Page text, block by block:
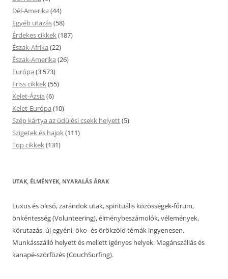
Dél-Amerika (44)
Egyéb utazás(58)
Érdekes cikkek(187)
Észak-Afrika (22)
Észak-Amerika (26)
Európa (3 573)
Friss cikkek(55)
Kelet-Ázsia (6)
Kelet-Európa (10)
Szép kártya az üdülési csekk helyett(5)
Szigetek és hajok(111)
Top cikkek(131)
UTAK, ÉLMÉNYEK, NYARALÁS ÁRAK
Luxus és olcsó, zarándok utak, spirituális közösségek-fórum,
önkéntesség (Volunteering), élménybeszámolók, vélemények,
körutazás, új egyéni, öko- és örökzöld témák ingyenesen.
Munkásszálló helyett és mellett igényes helyek. Magánszállás és
kanapé-szörfözés (CouchSurfing).